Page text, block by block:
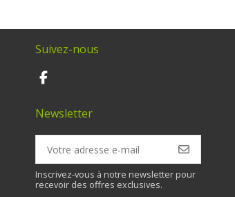
Suivez-nous
Newsletter
Inscrivez-vous à notre newsletter pour
recevoir des offres exclusives.